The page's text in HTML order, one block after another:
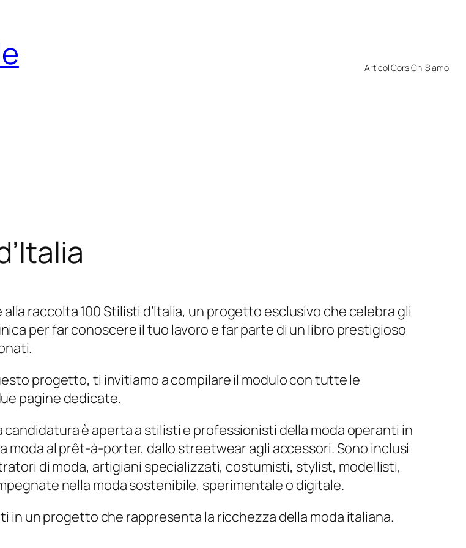
ArticoliCorsiChi Siamo
raccolta 100 Stilisti d’Italia, un progetto esclusivo che celebra gli
per far conoscere il tuo lavoro e far parte di un libro prestigioso
progetto, ti invitiamo a compilare il modulo con tutte le
pagine dedicate.
è aperta a stilisti e professionisti della moda operanti in
al prêt-à-porter, dallo streetwear agli accessori. Sono inclusi
di moda, artigiani specializzati, costumisti, stylist, modellisti,
nella moda sostenibile, sperimentale o digitale.
un progetto che rappresenta la ricchezza della moda italiana.